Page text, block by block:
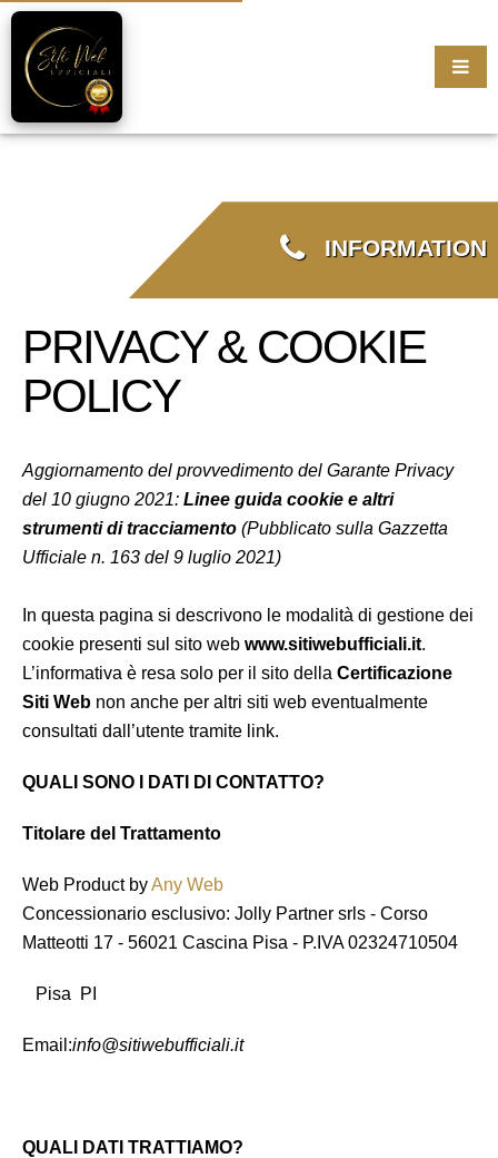
INFORMATION
PRIVACY & COOKIE
POLICY
Aggiornamento del provvedimento del Garante Privacy
del 10 giugno 2021: Linee guida cookie e altri
strumenti di tracciamento (Pubblicato sulla Gazzetta
Ufficiale n. 163 del 9 luglio 2021)
In questa pagina si descrivono le modalità di gestione dei
cookie presenti sul sito web www.sitiwebufficiali.it.
L’informativa è resa solo per il sito della Certificazione
Siti Web non anche per altri siti web eventualmente
consultati dall’utente tramite link.
QUALI SONO I DATI DI CONTATTO?
Titolare del Trattamento
Web Product byAny Web
Concessionario esclusivo: Jolly Partner srls - Corso
Matteotti 17 - 56021 Cascina Pisa - P.IVA 02324710504
Pisa PI
Email:info@sitiwebufficiali.it
QUALI DATI TRATTIAMO?